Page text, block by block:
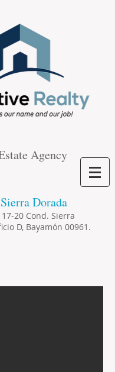
Agency
Dorada
20 Cond. Sierra
D, Bayamón 00961.